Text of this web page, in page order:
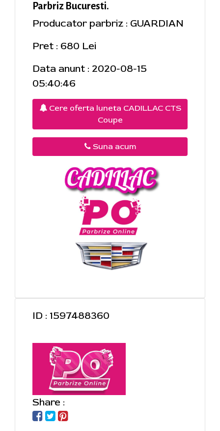
Parbriz Bucuresti.
Producator parbriz : GUARDIAN
Pret : 680 Lei
Data anunt : 2020-08-15
05:40:46
Cere oferta luneta CADILLAC CTS
Coupe
Suna acum
ID : 1597488360
Share :